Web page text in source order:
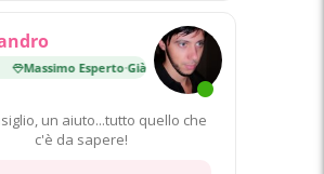
Massimo Esperto·Già 40 000 consulti
un aiuto...tutto quello che
c'è da sapere!